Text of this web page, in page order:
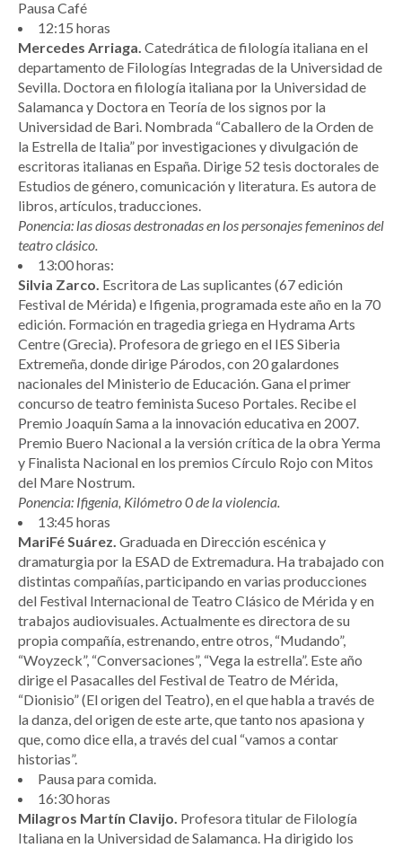
Pausa Café
12:15 horas
Mercedes Arriaga. Catedrática de filología italiana en el
departamento de Filologías Integradas de la Universidad de
Sevilla. Doctora en filología italiana por la Universidad de
Salamanca y Doctora en Teoría de los signos por la
Universidad de Bari. Nombrada “Caballero de la Orden de
la Estrella de Italia” por investigaciones y divulgación de
escritoras italianas en España. Dirige 52 tesis doctorales de
Estudios de género, comunicación y literatura. Es autora de
libros, artículos, traducciones.
Ponencia: las diosas destronadas en los personajes femeninos del
teatro clásico.
13:00 horas:
Silvia Zarco. Escritora de Las suplicantes (67 edición
Festival de Mérida) e Ifigenia, programada este año en la 70
edición. Formación en tragedia griega en Hydrama Arts
Centre (Grecia). Profesora de griego en el IES Siberia
Extremeña, donde dirige Párodos, con 20 galardones
nacionales del Ministerio de Educación. Gana el primer
concurso de teatro feminista Suceso Portales. Recibe el
Premio Joaquín Sama a la innovación educativa en 2007.
Premio Buero Nacional a la versión crítica de la obra Yerma
y Finalista Nacional en los premios Círculo Rojo con Mitos
del Mare Nostrum.
Ponencia: Ifigenia, Kilómetro 0 de la violencia.
13:45 horas
MariFé Suárez. Graduada en Dirección escénica y
dramaturgia por la ESAD de Extremadura. Ha trabajado con
distintas compañías, participando en varias producciones
del Festival Internacional de Teatro Clásico de Mérida y en
trabajos audiovisuales. Actualmente es directora de su
propia compañía, estrenando, entre otros, “Mudando”,
“Woyzeck”, “Conversaciones”, “Vega la estrella”. Este año
dirige el Pasacalles del Festival de Teatro de Mérida,
“Dionisio” (El origen del Teatro), en el que habla a través de
la danza, del origen de este arte, que tanto nos apasiona y
que, como dice ella, a través del cual “vamos a contar
historias”.
Pausa para comida.
16:30 horas
Milagros Martín Clavijo. Profesora titular de Filología
Italiana en la Universidad de Salamanca. Ha dirigido los